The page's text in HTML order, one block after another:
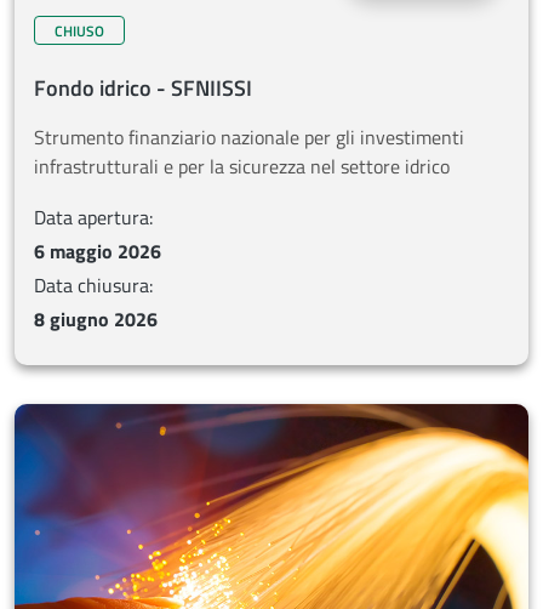
CHIUSO
Fondo idrico - SFNIISSI
Strumento finanziario nazionale per gli investimenti
infrastrutturali e per la sicurezza nel settore idrico
Data apertura:
6 maggio 2026
Data chiusura:
8 giugno 2026